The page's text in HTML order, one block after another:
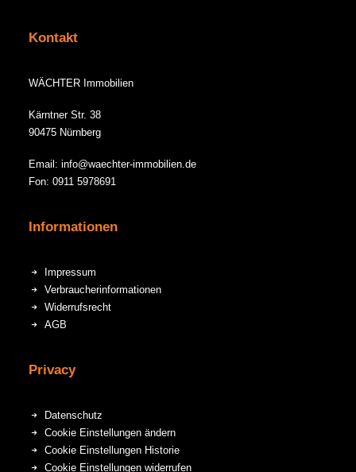
Kontakt
WÄCHTER Immobilien
Kärntner Str. 38
90475 Nürnberg
Email: info@waechter-immobilien.de
Fon: 0911 5978691
Informationen
Impressum
Verbraucherinformationen
Widerrufsrecht
AGB
Privacy
Datenschutz
Cookie Einstellungen ändern
Cookie Einstellungen Historie
Cookie Einstellungen widerrufen